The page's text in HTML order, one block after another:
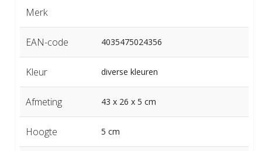
Merk
EAN-code 4035475024356
Kleur diverse kleuren
Afmeting 43 x 26 x 5 cm
Hoogte 5 cm